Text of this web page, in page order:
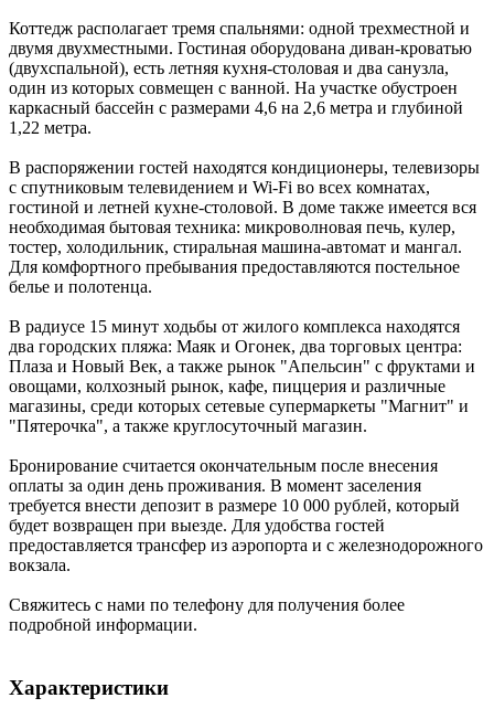
Коттедж располагает тремя спальнями: одной трехместной и
двумя двухместными. Гостиная оборудована диван-кроватью
(двухспальной), есть летняя кухня-столовая и два санузла,
один из которых совмещен с ванной. На участке обустроен
каркасный бассейн с размерами 4,6 на 2,6 метра и глубиной
1,22 метра.
В распоряжении гостей находятся кондиционеры, телевизоры
с спутниковым телевидением и Wi-Fi во всех комнатах,
гостиной и летней кухне-столовой. В доме также имеется вся
необходимая бытовая техника: микроволновая печь, кулер,
тостер, холодильник, стиральная машина-автомат и мангал.
Для комфортного пребывания предоставляются постельное
белье и полотенца.
В радиусе 15 минут ходьбы от жилого комплекса находятся
два городских пляжа: Маяк и Огонек, два торговых центра:
Плаза и Новый Век, а также рынок "Апельсин" с фруктами и
овощами, колхозный рынок, кафе, пиццерия и различные
магазины, среди которых сетевые супермаркеты "Магнит" и
"Пятерочка", а также круглосуточный магазин.
Бронирование считается окончательным после внесения
оплаты за один день проживания. В момент заселения
требуется внести депозит в размере 10 000 рублей, который
будет возвращен при выезде. Для удобства гостей
предоставляется трансфер из аэропорта и с железнодорожного
вокзала.
Свяжитесь с нами по телефону для получения более
подробной информации.
Характеристики